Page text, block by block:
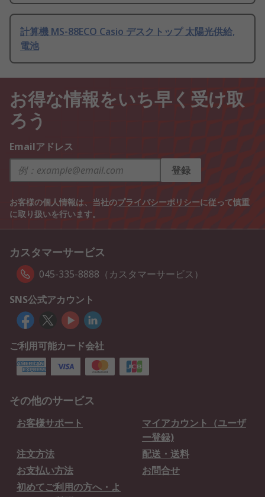
計算機 MS-88ECO Casio デスクトップ 太陽光供給,
電池
お得な情報をいち早く受け取
ろう
Emailアドレス
登録
お客様の個人情報は、当社のプライバシーポリシーに従って慎重
に取り扱いを行います。
カスタマーサービス
045-335-8888（カスタマーサービス）
SNS公式アカウント
ご利用可能カード会社
その他のサービス
お客様サポート
マイアカウント（ユーザ
ー登録)
注文方法
配送・送料
お支払い方法
お問合せ
初めてご利用の方へ・よ